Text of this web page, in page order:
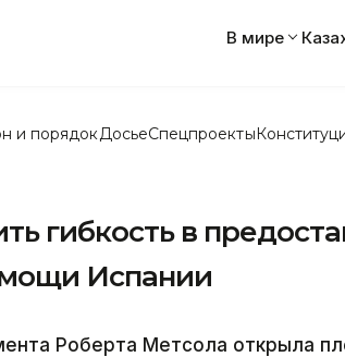
В мире
и порядок ДосьеСпецпроекты
гибкость в
Испании
Роберта Метсола открыла